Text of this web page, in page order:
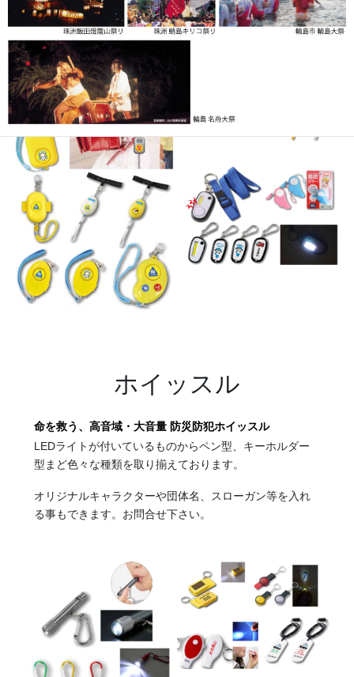
ホイッスル
命を救う、高音域・大音量 防災防犯ホイッスル
LEDライトが付いているものからペン型、キーホルダー
型まど色々な種類を取り揃えております。
オリジナルキャラクターや団体名、スローガン等を入れ
る事もできます。お問合せ下さい。
《奥能登エリア》 能登町「あばれ祭り」、輪島市「輪島大祭」、
珠洲飯田「燈籠山祭り」、穴水「沖波大漁まつり」、珠洲「蛸島キ
リコ祭り」、輪島市「名舟大祭」
◆能登の祭りといえば「キリコ」の存在です。夏から秋にかけ、
「キリコ」とよばれる直方体の形をした山車（だし）の一種が集落
を練り歩きます。豪快な宇出津の「あばれ祭り」が特に有名。
《中能登エリア》 七尾「青柏祭」、七尾「向田の火祭」、七尾
「石崎奉燈祭」、七尾「お熊甲祭」、志賀町「西海祭り」、宝達志
水町「子浦神社獅子舞」、宝達志水町「三十三年式年大祭」